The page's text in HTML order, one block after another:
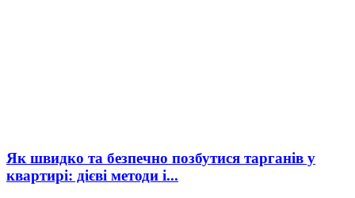
Як швидко та безпечно позбутися тарганів у
квартирі: дієві методи і...